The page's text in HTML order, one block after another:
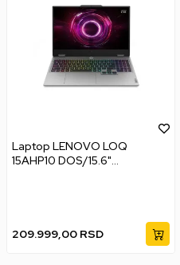
Laptop LENOVO LOQ
15AHP10 DOS/15.6"
209.999,00 RSD